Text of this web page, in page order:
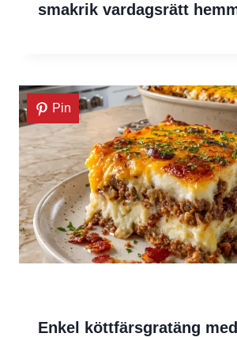
smakrik vardagsrätt
Pin
Enkel köttfärsgratäng